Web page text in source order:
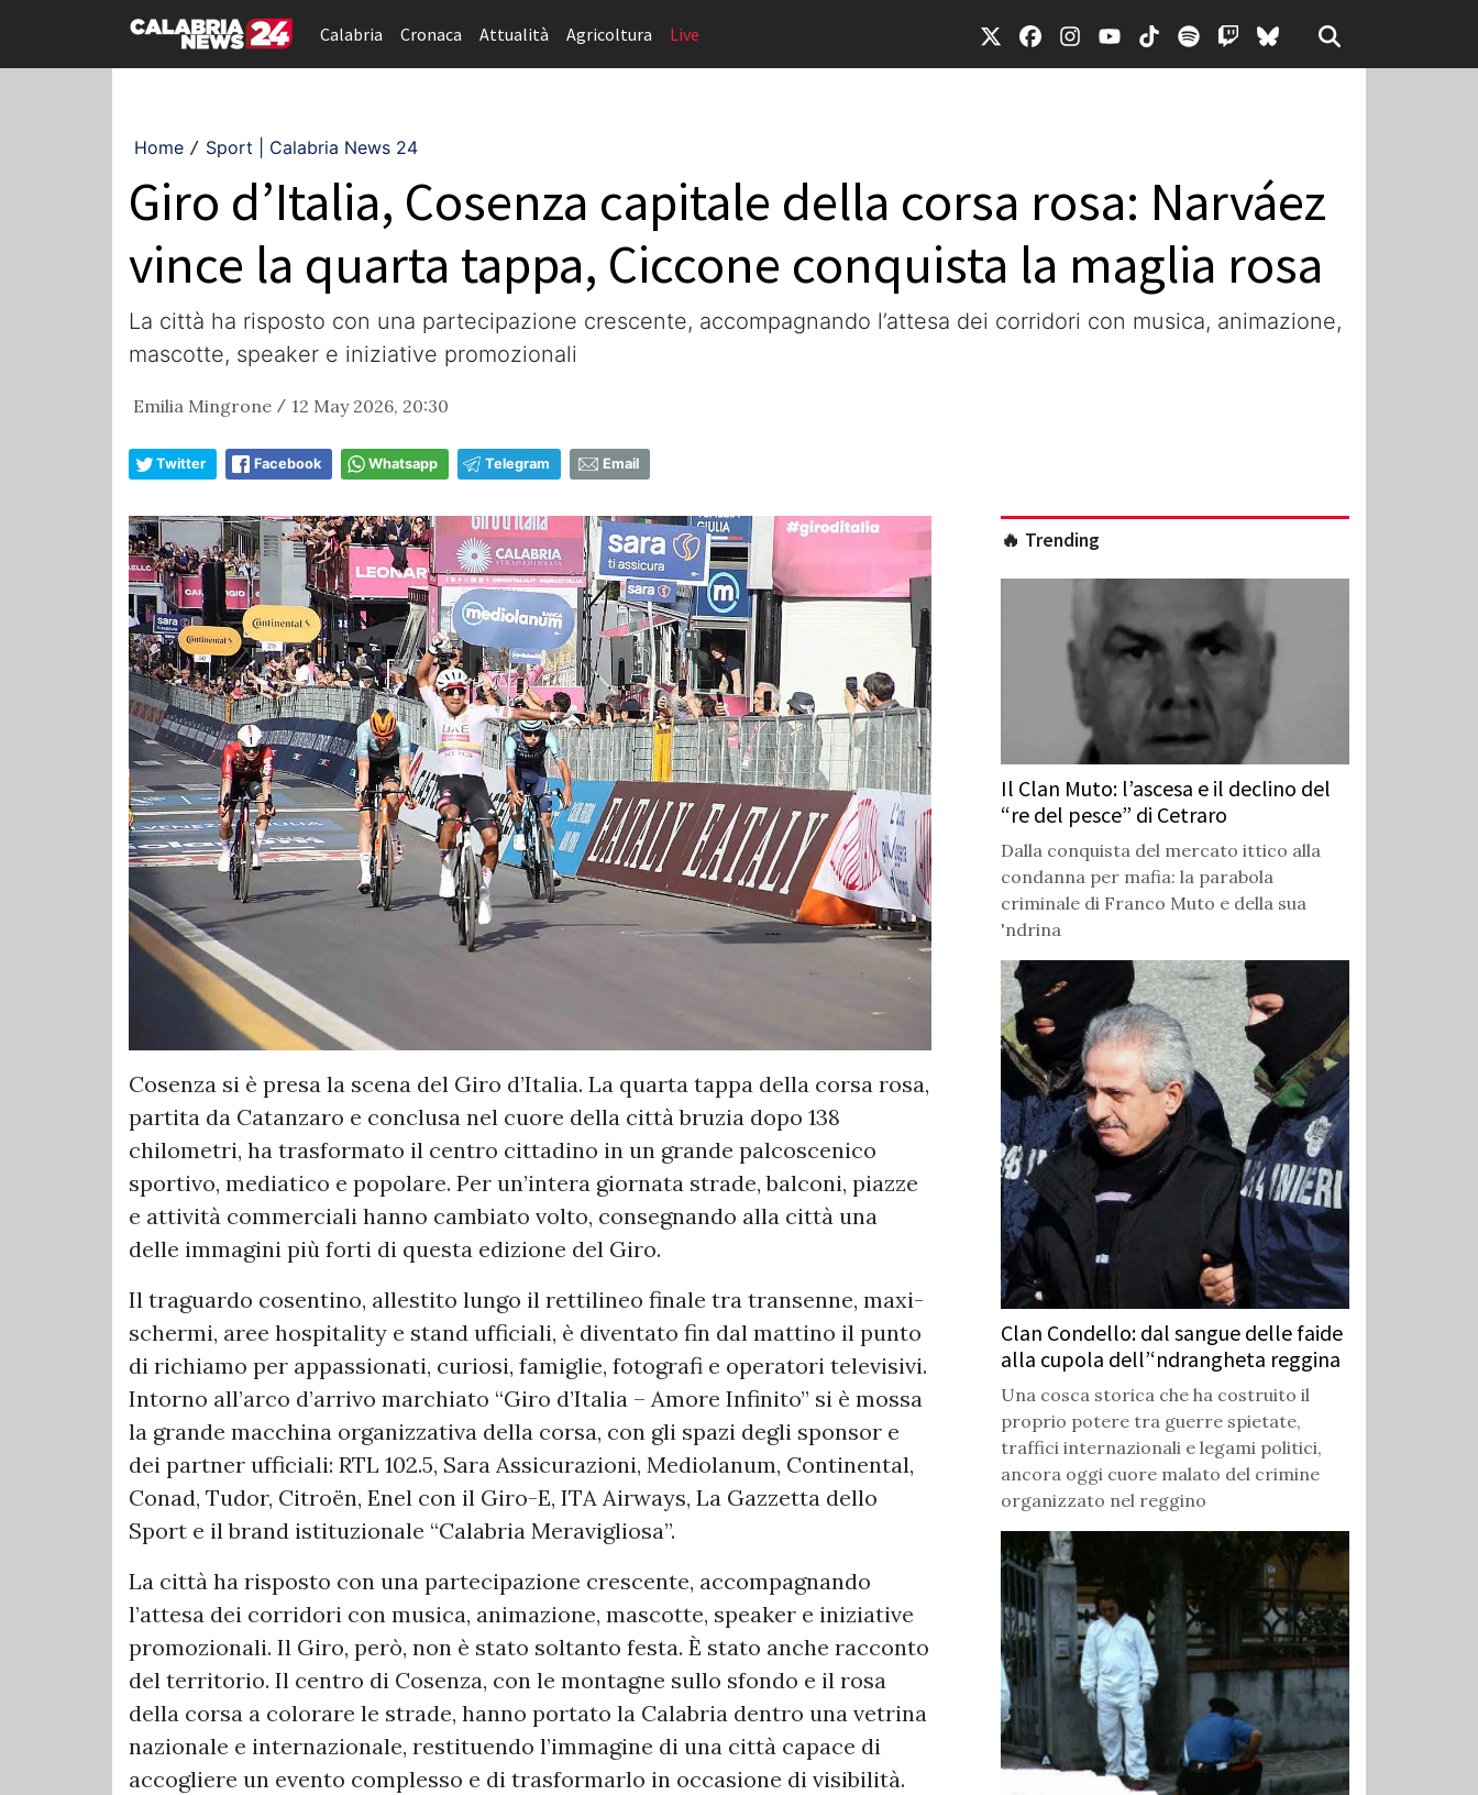
Calabria Cronaca Attualità Agricoltura Live
Home / Sport | Calabria News 24
Giro d’Italia, Cosenza capitale della corsa rosa: Narváez
vince la quarta tappa, Ciccone conquista la maglia rosa
La città ha risposto con una partecipazione crescente, accompagnando l’attesa dei corridori con musica, animazione,
mascotte, speaker e iniziative promozionali
Emilia Mingrone / 12 May 2026, 20:30
Twitter Facebook Whatsapp Telegram Email
Cosenza si è presa la scena del Giro d’Italia. La quarta tappa della corsa rosa,
partita da Catanzaro e conclusa nel cuore della città bruzia dopo 138
chilometri, ha trasformato il centro cittadino in un grande palcoscenico
sportivo, mediatico e popolare. Per un’intera giornata strade, balconi, piazze
e attività commerciali hanno cambiato volto, consegnando alla città una
delle immagini più forti di questa edizione del Giro.
Il traguardo cosentino, allestito lungo il rettilineo finale tra transenne, maxi-
schermi, aree hospitality e stand ufficiali, è diventato fin dal mattino il punto
di richiamo per appassionati, curiosi, famiglie, fotografi e operatori televisivi.
Intorno all’arco d’arrivo marchiato “Giro d’Italia – Amore Infinito” si è mossa
la grande macchina organizzativa della corsa, con gli spazi degli sponsor e
dei partner ufficiali: RTL 102.5, Sara Assicurazioni, Mediolanum, Continental,
Conad, Tudor, Citroën, Enel con il Giro-E, ITA Airways, La Gazzetta dello
Sport e il brand istituzionale “Calabria Meravigliosa”.
La città ha risposto con una partecipazione crescente, accompagnando
l’attesa dei corridori con musica, animazione, mascotte, speaker e iniziative
promozionali. Il Giro, però, non è stato soltanto festa. È stato anche racconto
del territorio. Il centro di Cosenza, con le montagne sullo sfondo e il rosa
della corsa a colorare le strade, hanno portato la Calabria dentro una vetrina
nazionale e internazionale, restituendo l’immagine di una città capace di
accogliere un evento complesso e di trasformarlo in occasione di visibilità.
🔥 Trending
Il Clan Muto: l’ascesa e il declino del
“re del pesce” di Cetraro
Dalla conquista del mercato ittico alla
condanna per mafia: la parabola
criminale di Franco Muto e della sua
'ndrina
Clan Condello: dal sangue delle faide
alla cupola dell’‘ndrangheta reggina
Una cosca storica che ha costruito il
proprio potere tra guerre spietate,
traffici internazionali e legami politici,
ancora oggi cuore malato del crimine
organizzato nel reggino